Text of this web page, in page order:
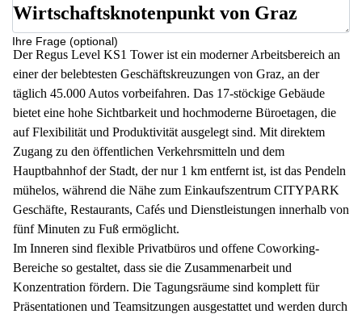
Ihre Frage (optional)
Wirtschaftsknotenpunkt von Graz
Der Regus Level KS1 Tower ist ein moderner Arbeitsbereich an
einer der belebtesten Geschäftskreuzungen von Graz, an der
täglich 45.000 Autos vorbeifahren. Das 17-stöckige Gebäude
bietet eine hohe Sichtbarkeit und hochmoderne Büroetagen, die
auf Flexibilität und Produktivität ausgelegt sind. Mit direktem
Zugang zu den öffentlichen Verkehrsmitteln und dem
Hauptbahnhof der Stadt, der nur 1 km entfernt ist, ist das Pendeln
mühelos, während die Nähe zum Einkaufszentrum CITYPARK
Geschäfte, Restaurants, Cafés und Dienstleistungen innerhalb von
fünf Minuten zu Fuß ermöglicht.
Im Inneren sind flexible Privatbüros und offene Coworking-
Bereiche so gestaltet, dass sie die Zusammenarbeit und
Konzentration fördern. Die Tagungsräume sind komplett für
Präsentationen und Teamsitzungen ausgestattet und werden durch